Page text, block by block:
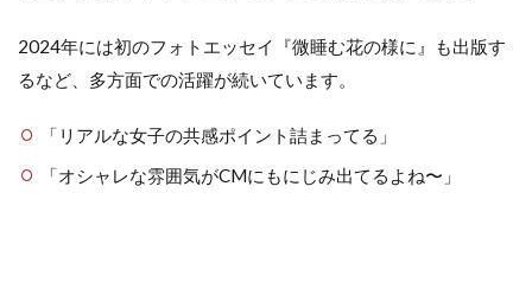
2024年には初のフォトエッセイ『微睡む花の様に』も出版す
るなど、多方面での活躍が続いています。
「リアルな女子の共感ポイント詰まってる」
「オシャレな雰囲気がCMにもにじみ出てるよね〜」